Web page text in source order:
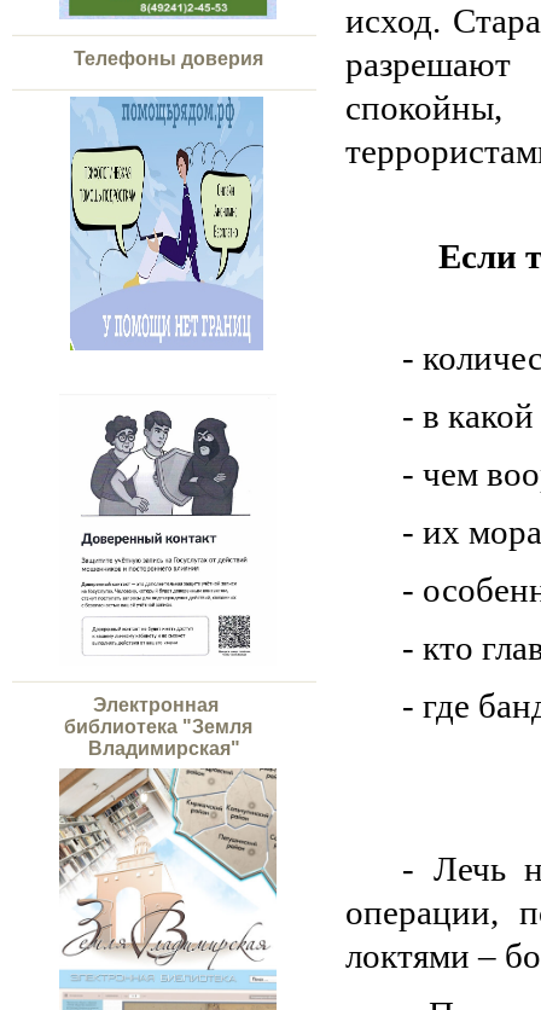
Телефоны доверия
Электронная
библиотека "Земля
Владимирская"
исход.
разрешают
Если
-
- в
- чем
- их
-
- кто
- где
- Лечь
операции,
локтями –